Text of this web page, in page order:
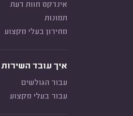
אינדקס חוות דעת
תמונות
מחירון בעלי מקצוע
איך עובד השירות
עבור הגולשים
עבור בעלי מקצוע